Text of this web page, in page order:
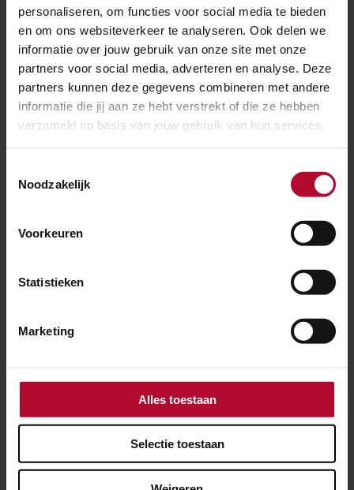
personaliseren, om functies voor social media te bieden
en om ons websiteverkeer te analyseren. Ook delen we
informatie over jouw gebruik van onze site met onze
partners voor social media, adverteren en analyse. Deze
partners kunnen deze gegevens combineren met andere
informatie die jij aan ze hebt verstrekt of die ze hebben
verzameld op basis van jouw gebruik van hun services.
Noodzakelijk
Voorkeuren
Statistieken
Marketing
Alles toestaan
Selectie toestaan
Elf dagen hinder voor reizigers tussen